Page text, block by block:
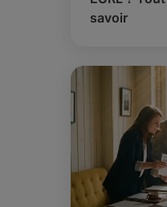
savoir